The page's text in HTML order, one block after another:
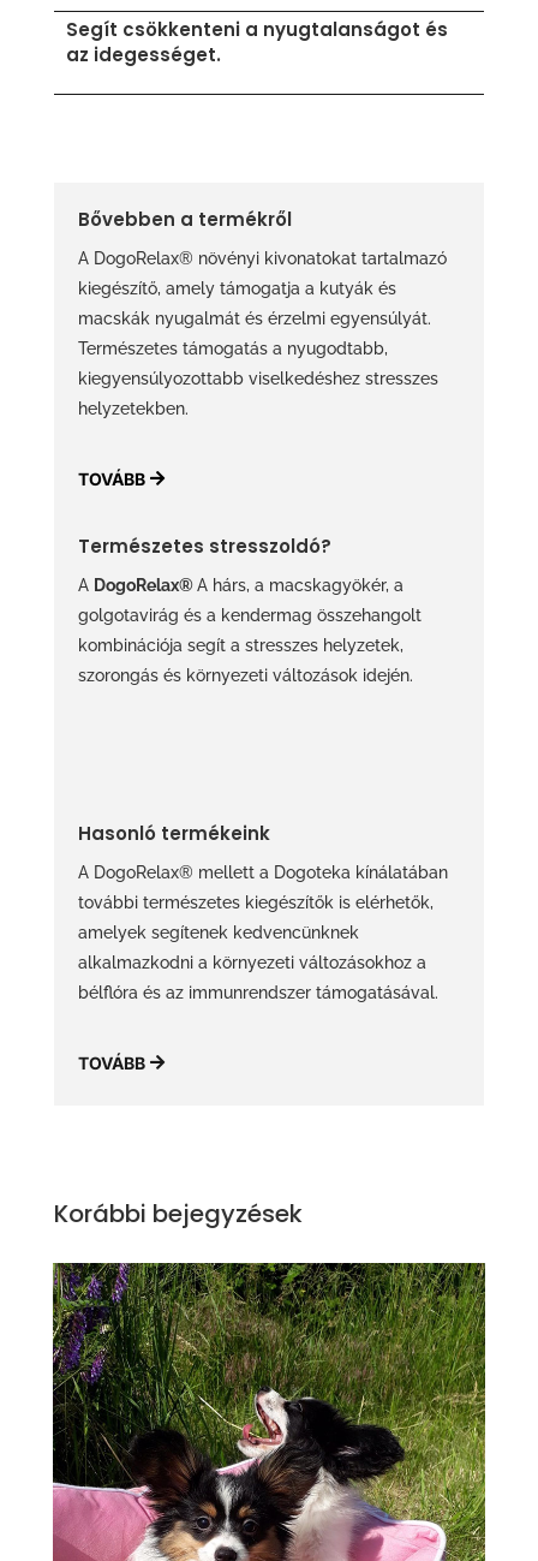
Segít csökkenteni a nyugtalanságot és
az idegességet.
Bővebben a termékről
A DogoRelax® növényi kivonatokat tartalmazó
kiegészítő, amely támogatja a kutyák és
macskák nyugalmát és érzelmi egyensúlyát.
Természetes támogatás a nyugodtabb,
kiegyensúlyozottabb viselkedéshez stresszes
helyzetekben.
TOVÁBB
Természetes stresszoldó?
A DogoRelax®A hárs, a macskagyökér, a
golgotavirág és a kendermag összehangolt
kombinációja segít a stresszes helyzetek,
szorongás és környezeti változások idején.
Hasonló termékeink
A DogoRelax® mellett a Dogoteka kínálatában
további természetes kiegészítők is elérhetők,
amelyek segítenek kedvencünknek
alkalmazkodni a környezeti változásokhoz a
bélflóra és az immunrendszer támogatásával.
TOVÁBB
Korábbi bejegyzések